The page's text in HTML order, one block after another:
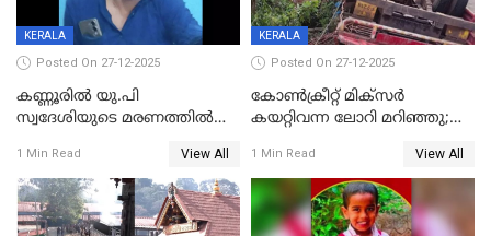
KERALA
Posted On 27-12-2025
കണ്ണൂരിൽ യു.പി
സ്വദേശിയുടെ മരണത്തിൽ
കേസ്; തർക്കമുണ്ടായത്
ഫേഷ്യലിന് 300 രൂപ
ആവശ്യപ്പെട്ടതിനെച്ചൊല്ലി
1 Min Read View All
KERALA
Posted On 27-12-2025
കോണ്‍ക്രീറ്റ് മിക്‌സര്‍
കയറ്റിവന്ന ലോറി മറിഞ്ഞു;
അപകടം കണ്ണൂരിൽ
1 Min Read View All